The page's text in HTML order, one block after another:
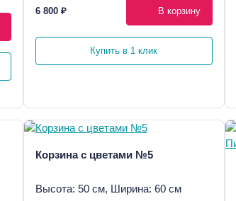
6 800 ₽ В корзину
Купить в 1 клик
Корзина с цветами №5
Высота: 50 см, Ширина: 60 см